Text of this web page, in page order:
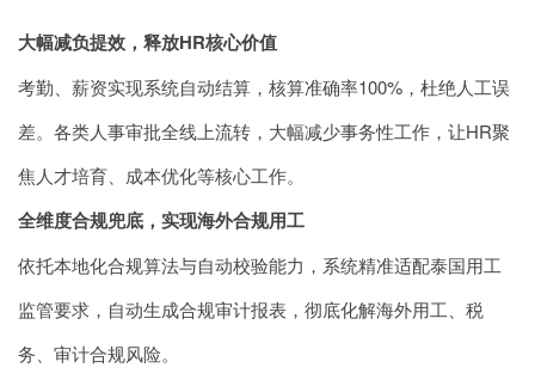
大幅减负提效，释放HR核心价值
考勤、薪资实现系统自动结算，核算准确率100%，杜绝人工误
差。各类人事审批全线上流转，大幅减少事务性工作，让HR聚
焦人才培育、成本优化等核心工作。
全维度合规兜底，实现海外合规用工
依托本地化合规算法与自动校验能力，系统精准适配泰国用工
监管要求，自动生成合规审计报表，彻底化解海外用工、税
务、审计合规风险。